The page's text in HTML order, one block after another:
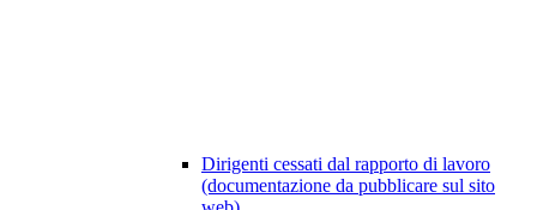
Dirigenti cessati dal rapporto di lavoro
(documentazione da pubblicare sul sito